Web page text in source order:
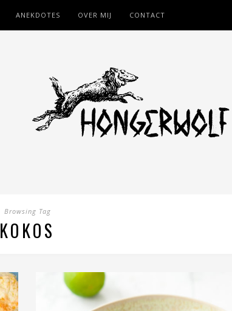
ANEKDOTES OVER MIJ CONTACT
Browsing Tag
KOKOS